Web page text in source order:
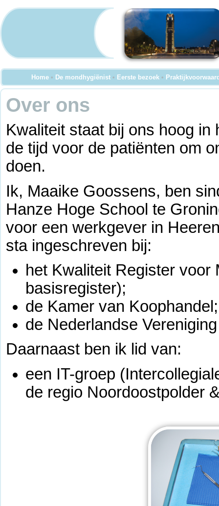
Home • De mondhygiënist • Eerste bezoek •
Over ons
Kwaliteit staat bij ons hoog in
de tijd voor de patiënten om
doen.
Ik, Maaike Goossens, ben
Hanze Hoge School te
voor een werkgever in
sta ingeschreven bij:
het Kwaliteit Register
basisregister);
de Kamer van Koophandel;
de Nederlandse
Daarnaast ben ik lid van:
een IT-groep
de regio Noordoostpolder